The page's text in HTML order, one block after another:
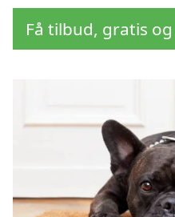
Få tilbud, gratis